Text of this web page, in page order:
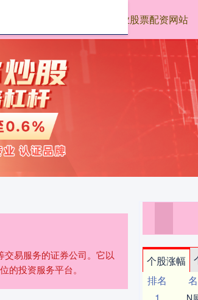
配资专业股票配资网站
易服务的证券公司。它以
的投资服务平台。
个股涨幅
排名